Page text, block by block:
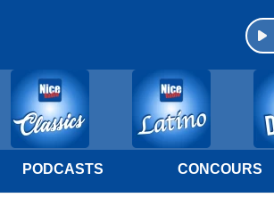
PODCASTS CONCOURS